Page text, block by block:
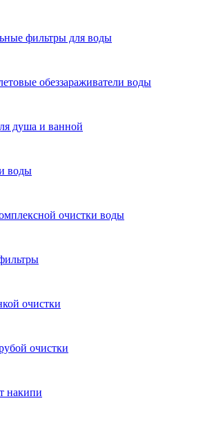
фильтры для воды
обеззараживатели воды
душа и ванной
воды
очистки воды
очистки
очистки
накипи